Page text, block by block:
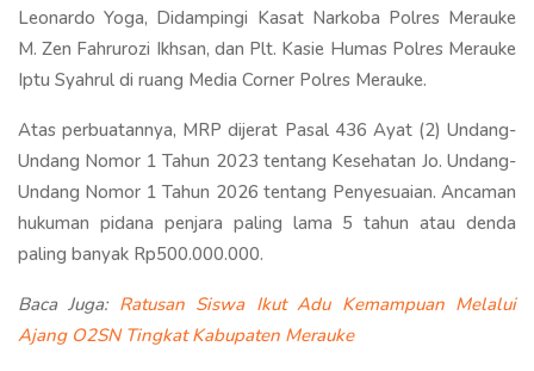
Leonardo Yoga, Didampingi Kasat Narkoba Polres Merauke
M. Zen Fahrurozi Ikhsan, dan Plt. Kasie Humas Polres Merauke
Iptu Syahrul di ruang Media Corner Polres Merauke.
Atas perbuatannya, MRP dijerat Pasal 436 Ayat (2) Undang-
Undang Nomor 1 Tahun 2023 tentang Kesehatan Jo. Undang-
Undang Nomor 1 Tahun 2026 tentang Penyesuaian. Ancaman
hukuman pidana penjara paling lama 5 tahun atau denda
paling banyak Rp500.000.000.
Baca Juga: Ratusan Siswa Ikut Adu Kemampuan Melalui
Ajang O2SN Tingkat Kabupaten Merauke